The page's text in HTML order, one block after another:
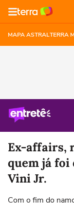
MAPA ASTRALTERRA
Ex-affairs,
quem já foi
Vini Jr.
Com o fim do